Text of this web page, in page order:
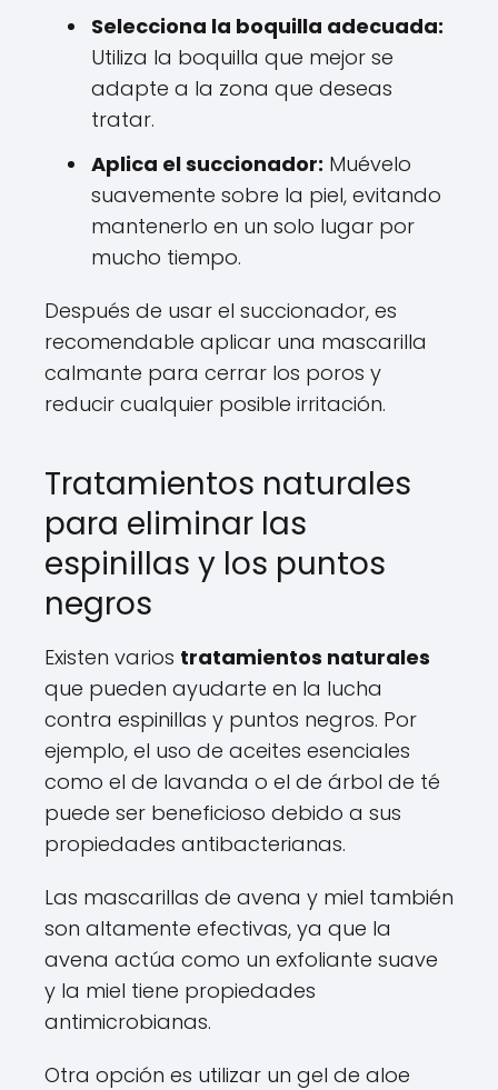
Selecciona la boquilla adecuada:
Utiliza la boquilla que mejor se
adapte a la zona que deseas
tratar.
Aplica el succionador: Muévelo
suavemente sobre la piel, evitando
mantenerlo en un solo lugar por
mucho tiempo.
Después de usar el succionador, es
recomendable aplicar una mascarilla
calmante para cerrar los poros y
reducir cualquier posible irritación.
Tratamientos naturales
para eliminar las
espinillas y los puntos
negros
Existen varios tratamientos naturales
que pueden ayudarte en la lucha
contra espinillas y puntos negros. Por
ejemplo, el uso de aceites esenciales
como el de lavanda o el de árbol de té
puede ser beneficioso debido a sus
propiedades antibacterianas.
Las mascarillas de avena y miel también
son altamente efectivas, ya que la
avena actúa como un exfoliante suave
y la miel tiene propiedades
antimicrobianas.
Otra opción es utilizar un gel de aloe